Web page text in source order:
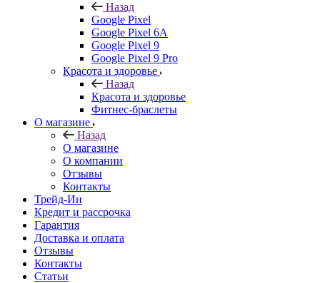
Назад
Google Pixel
Google Pixel 6A
Google Pixel 9
Google Pixel 9 Pro
Красота и здоровье
Назад
Красота и здоровье
Фитнес-браслеты
О магазине
Назад
О магазине
О компании
Отзывы
Контакты
Трейд-Ин
Кредит и рассрочка
Гарантия
Доставка и оплата
Отзывы
Контакты
Статьи